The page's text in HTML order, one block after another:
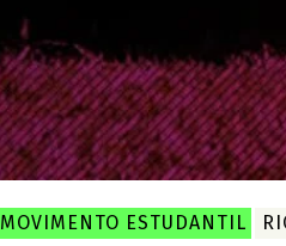
MOVIMENTO ESTUDANTIL